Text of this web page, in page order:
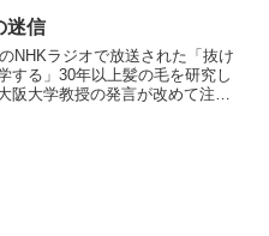
迷信
NHKラジオで放送された「抜け
する」30年以上髪の毛を研究し
阪大学教授の発言が改めて注目